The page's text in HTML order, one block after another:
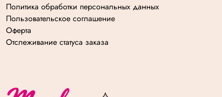
Политика обработки персональных данных
Пользовательское соглашение
Оферта
Отслеживание статуса заказа